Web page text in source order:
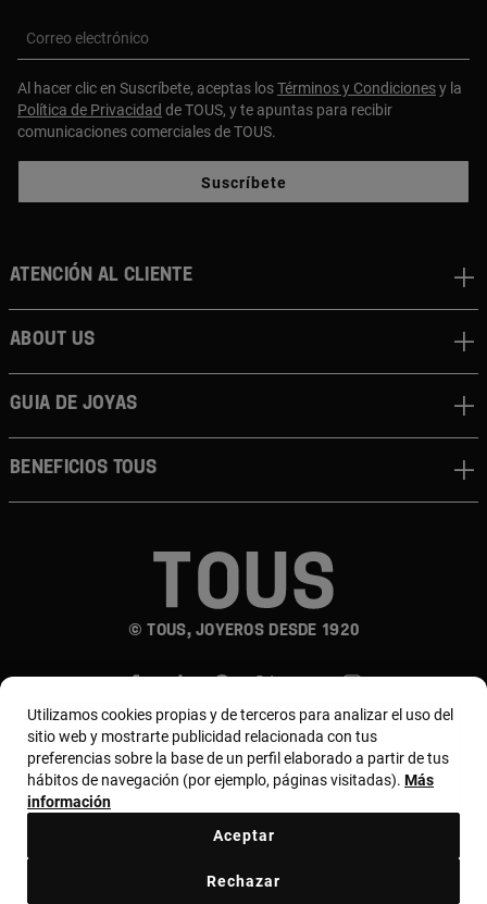
Correo electrónico
Al hacer clic en Suscríbete, aceptas losTérminos y Condicionesy la
Política de Privacidad de TOUS, y te apuntas para recibir
comunicaciones comerciales de TOUS.
Suscríbete
© TOUS, JOYEROS DESDE 1920
Atención al cliente
About us
Guia de joyas
Beneficios TOUS
País y moneda:Costa Rica / US Dollar
Utilizamos cookies propias y de terceros para analizar el uso del
sitio web y mostrarte publicidad relacionada con tus
preferencias sobre la base de un perfil elaborado a partir de tus
hábitos de navegación (por ejemplo, páginas visitadas). Más
información
Rechazar
Aceptar